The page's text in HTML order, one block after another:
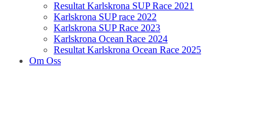
Resultat Karlskrona SUP Race 2021
Karlskrona SUP race 2022
Karlskrona SUP Race 2023
Karlskrona Ocean Race 2024
Resultat Karlskrona Ocean Race 2025
Om Oss